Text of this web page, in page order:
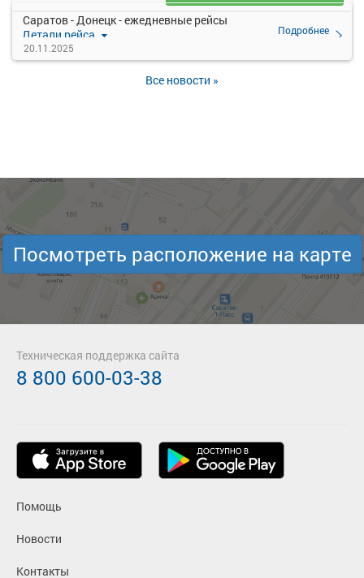
Детали рейса
Подробнее
о маршруте
Саратов - Донецк - ежедневные рейсы
20.11.2025
Все новости »
Посмотреть расположение на карте
Помощь
Новости
Контакты
Техническая поддержка сайта
8 800 600-03-38